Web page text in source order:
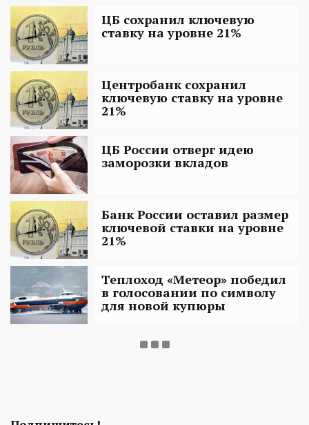
ЦБ сохранил ключевую
ставку на уровне 21%
Центробанк сохранил
ключевую ставку на уровне
21%
ЦБ России отверг идею
заморозки вкладов
Банк России оставил размер
ключевой ставки на уровне
21%
Теплоход «Метеор» победил
в голосовании по символу
для новой купюры